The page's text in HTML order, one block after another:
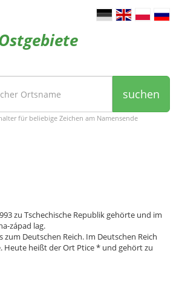
suchen
für beliebige Zeichen am Namensende
zu Tschechische Republik gehörte und im
západ lag.
zum Deutschen Reich. Im Deutschen Reich
Heute heißt der Ort Ptice * und gehört zu